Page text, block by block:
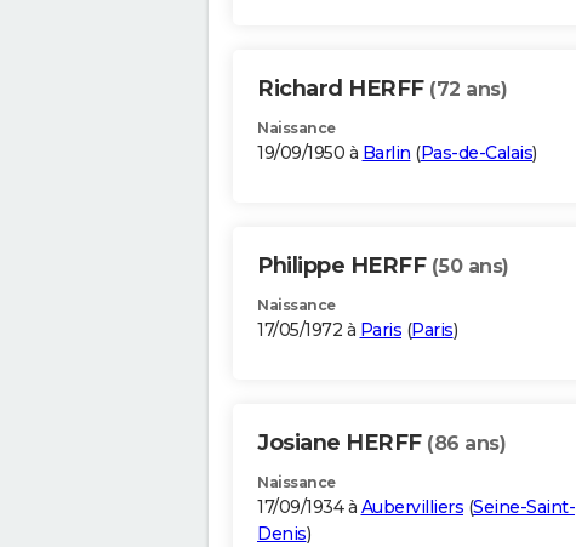
Richard HERFF (72 ans)
Naissance
19/09/1950 à Barlin (Pas-de-Calais)
Philippe HERFF (50 ans)
Naissance
17/05/1972 à Paris (Paris)
Josiane HERFF (86 ans)
Naissance
17/09/1934 à Aubervilliers (Seine-Saint-
Denis)